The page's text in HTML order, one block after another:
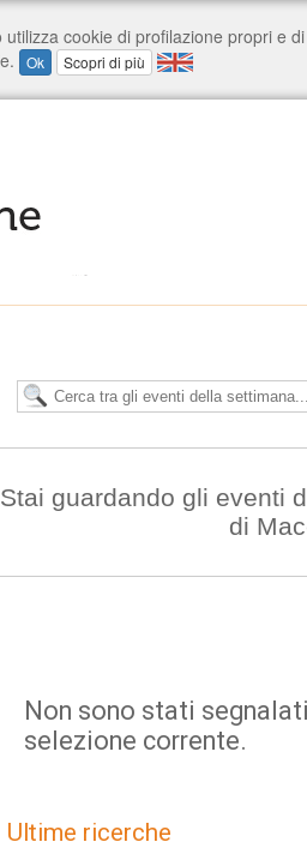
Stai guardando gli eventi
di
Non sono stati
selezione corrente.
Ultime ricerche